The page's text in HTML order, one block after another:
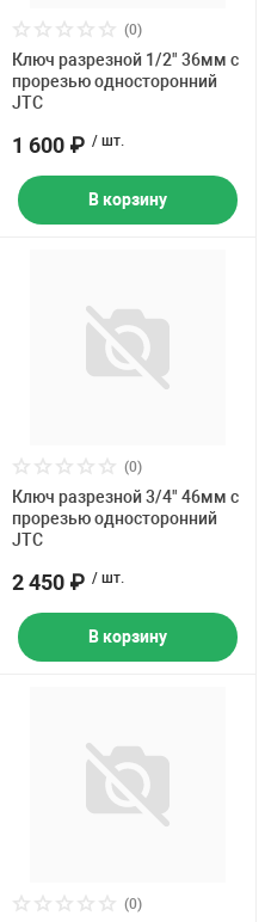
(0)
Ключ разрезной 1/2" 36мм с
прорезью односторонний
JTC
1 600 ₽ / шт.
В корзину
(0)
Ключ разрезной 3/4" 46мм с
прорезью односторонний
JTC
2 450 ₽ / шт.
В корзину
(0)